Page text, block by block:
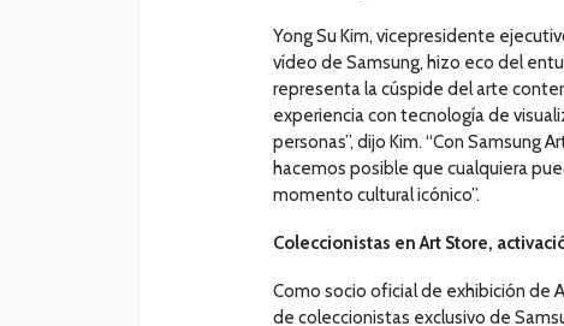
Yong Su Kim, vicepresidente
vídeo de Samsung, hizo eco del
representa la cúspide del arte
experiencia con tecnología de
personas”, dijo Kim. “Con Samsung
hacemos posible que cualquiera
momento cultural icónico”.
Coleccionistas en Art Store,
Como socio oficial de exhibición de
de coleccionistas exclusivo de